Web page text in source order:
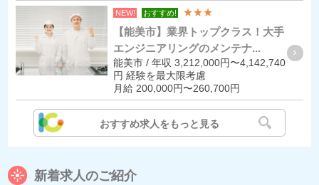
NEW! おすすめ! ★★★
【能美市】業界トップクラス！大手
エンジニアリングのメンテナ...
能美市 / 年収 3,212,000円〜4,142,740
円 経験を最大限考慮
月給 200,000円〜260,700円
おすすめ求人をもっと見る
新着求人のご紹介